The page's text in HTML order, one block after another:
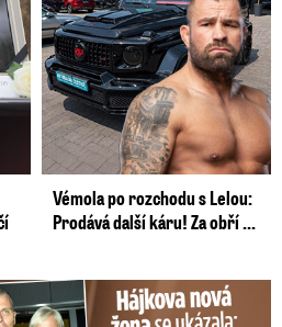
Vémola po rozchodu s Lelou:
Prodává další káru! Za obří ...
partnerka se ukázala...